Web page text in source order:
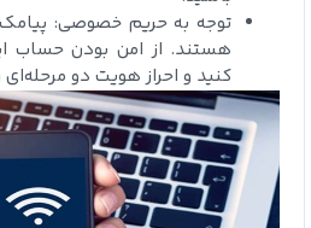
توجه به حریم خصوصی:
هستند. از امن بودن حساب
کنید و احراز هویت دو مرحله‌ای